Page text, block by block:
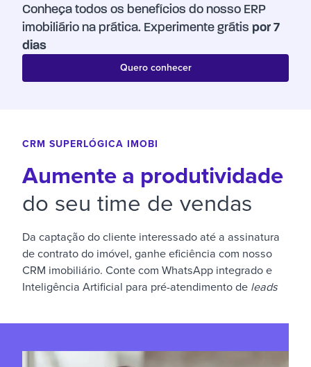
Conheça todos os benefícios do nosso ERP
imobiliário na prática. Experimente grátis por 7
dias
Quero conhecer
CRM SUPERLÓGICA IMOBI
Aumente a produtividade
do seu time de vendas
Da captação do cliente interessado até a assinatura
de contrato do imóvel, ganhe eficiência com nosso
CRM imobiliário. Conte com WhatsApp integrado e
Inteligência Artificial para pré-atendimento de leads